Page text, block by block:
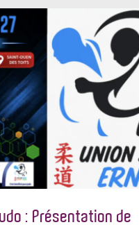
: Présentation de